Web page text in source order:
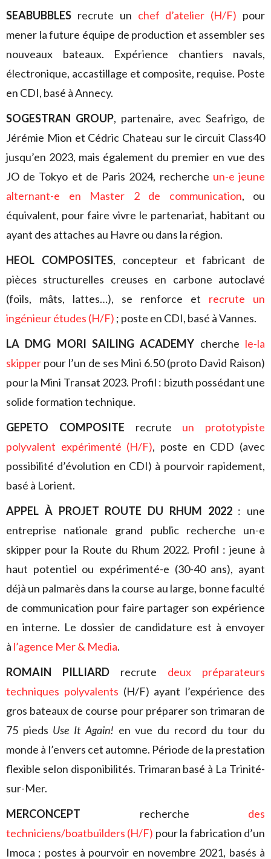
SEABUBBLES recrute un chef d’atelier (H/F) pour
mener la future équipe de production et assembler ses
nouveaux bateaux. Expérience chantiers navals,
électronique, accastillage et composite, requise. Poste
en CDI, basé à Annecy.
SOGESTRAN GROUP, partenaire, avec Seafrigo, de
Jérémie Mion et Cédric Chateau sur le circuit Class40
jusqu’en 2023, mais également du premier en vue des
JO de Tokyo et de Paris 2024, recherche un-e jeune
alternant-e en Master 2 de communication, ou
équivalent, pour faire vivre le partenariat, habitant ou
ayant des attaches au Havre ou dans la région.
HEOL COMPOSITES, concepteur et fabricant de
pièces structurelles creuses en carbone autoclavé
(foils, mâts, lattes…), se renforce et recrute un
ingénieur études (H/F) ; poste en CDI, basé à Vannes.
LA DMG MORI SAILING ACADEMY cherche le-la
skipper pour l’un de ses Mini 6.50 (proto David Raison)
pour la Mini Transat 2023. Profil : bizuth possédant une
solide formation technique.
GEPETO COMPOSITE recrute un prototypiste
polyvalent expérimenté (H/F), poste en CDD (avec
possibilité d’évolution en CDI) à pourvoir rapidement,
basé à Lorient.
APPEL À PROJET ROUTE DU RHUM 2022 : une
entreprise nationale grand public recherche un-e
skipper pour la Route du Rhum 2022. Profil : jeune à
haut potentiel ou expérimenté-e (30-40 ans), ayant
déjà un palmarès dans la course au large, bonne faculté
de communication pour faire partager son expérience
en interne. Le dossier de candidature est à envoyer
à l’agence Mer & Media.
ROMAIN PILLIARD recrute deux préparateurs
techniques polyvalents (H/F) ayant l’expérience des
gros bateaux de course pour préparer son trimaran de
75 pieds Use It Again! en vue du record du tour du
monde à l’envers cet automne. Période de la prestation
flexible selon disponibilités. Trimaran basé à La Trinité-
sur-Mer.
MERCONCEPT recherche des
techniciens/boatbuilders (H/F) pour la fabrication d’un
Imoca ; postes à pourvoir en novembre 2021, basés à